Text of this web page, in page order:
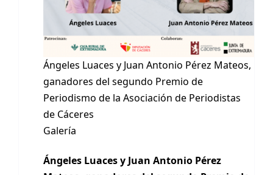
Ángeles Luaces y Juan Antonio Pérez Mateos,
ganadores del segundo Premio de
Periodismo de la Asociación de Periodistas
de Cáceres
Galería
Ángeles Luaces y Juan Antonio Pérez